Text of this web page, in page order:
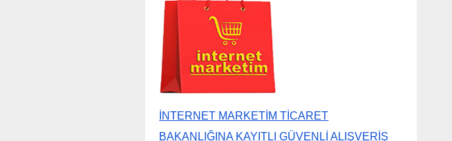
İNTERNET MARKETİM TİCARET
BAKANLIĞINA KAYITLI GÜVENLİ ALIŞVERİŞ